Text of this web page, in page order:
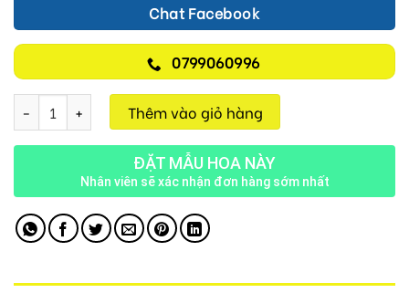
Chat Facebook
0799060996
Ngày Mới D28 số lượngThêm vào giỏ hàng
ĐẶT MẪU HOA NÀY
Nhân viên sẽ xác nhận đơn hàng sớm nhất